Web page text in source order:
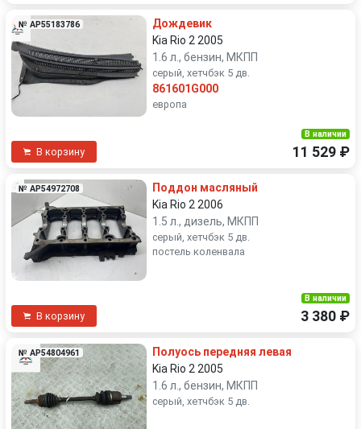
№ AP55183786
Дождевик
Kia Rio 2 2005
1.6 л., бензин, МКПП
серый, хетчбэк 5 дв.
861601G000
европа
В корзину
В наличии
11 529 ₽
№ AP54972708
Поддон масляный
Kia Rio 2 2006
1.5 л., дизель, МКПП
серый, хетчбэк 5 дв.
постель коленвала
В корзину
В наличии
3 380 ₽
№ AP54804961
Полуось передняя левая
Kia Rio 2 2005
1.6 л., бензин, МКПП
серый, хетчбэк 5 дв.